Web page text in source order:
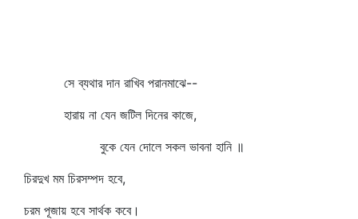
সে ব্যথার দান রাখিব পরানমাঝে--
হারায় না যেন জটিল দিনের কাজে,
বুকে যেন দোলে সকল ভাবনা হানি ॥
চিরদুখ মম চিরসম্পদ হবে,
চরম পূজায় হবে সার্থক কবে।